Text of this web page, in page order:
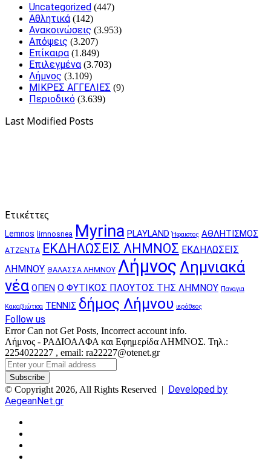
Uncategorized (447)
Αθλητικά (142)
Ανακοινώσεις (3.953)
Απόψεις (3.207)
Επίκαιρα (1.849)
Επιλεγμένα (3.703)
Λήμνος (3.109)
ΜΙΚΡΕΣ ΑΓΓΕΛΙΕΣ (9)
Περιοδικό (3.639)
Last Modified Posts
Ετικέττες
Lemnos limnosnea Myrina PLAYLAND Ήφαιστος ΑΘΛΗΤΙΣΜΟΣ
ΑΤΖΕΝΤΑ ΕΚΔΗΛΩΣΕΙΣ ΛΗΜΝΟΣ ΕΚΔΗΛΩΣΕΙΣ
ΛΗΜΝΟΥ ΘΑΛΑΣΣΑ ΛΗΜΝΟΥ Λήμνος Λημνιακά
νέα ΟΠΕΝ Ο ΦΥΤΙΚΟΣ ΠΛΟΥΤΟΣ ΤΗΣ ΛΗΜΝΟΥ Παναγια
Κακαβιώτισα ΤΕΝΝΙΣ δήμος Λήμνου ιερόθεος
Follow us
Error Can not Get Posts, Incorrect account info.
Λήμνος - ΡΑΔΙΟΑΛΦΑ και Εφημερίδα ΛΗΜΝΟΣ. Τηλ.:
2254022227 , email: ra22227@otenet.gr
Enter
your
Email
address
© Copyright 2026, All Rights Reserved | Developed by
AegeanNet.gr